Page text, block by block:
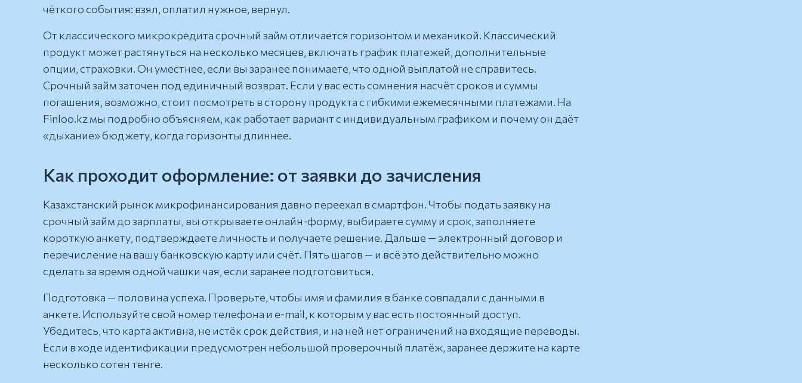
чёткого события: взял, оплатил нужное, вернул.
От классического микрокредита срочный займ отличается горизонтом и механикой. Классический
продукт может растянуться на несколько месяцев, включать график платежей, дополнительные
опции, страховки. Он уместнее, если вы заранее понимаете, что одной выплатой не справитесь.
Срочный займ заточен под единичный возврат. Если у вас есть сомнения насчёт сроков и суммы
погашения, возможно, стоит посмотреть в сторону продукта с гибкими ежемесячными платежами. На
Finloo.kz мы подробно объясняем, как работает вариант с индивидуальным графиком и почему он даёт
«дыхание» бюджету, когда горизонты длиннее.
Как проходит оформление: от заявки до зачисления
Казахстанский рынок микрофинансирования давно переехал в смартфон. Чтобы подать заявку на
срочный займ до зарплаты, вы открываете онлайн-форму, выбираете сумму и срок, заполняете
короткую анкету, подтверждаете личность и получаете решение. Дальше — электронный договор и
перечисление на вашу банковскую карту или счёт. Пять шагов — и всё это действительно можно
сделать за время одной чашки чая, если заранее подготовиться.
Подготовка — половина успеха. Проверьте, чтобы имя и фамилия в банке совпадали с данными в
анкете. Используйте свой номер телефона и e-mail, к которым у вас есть постоянный доступ.
Убедитесь, что карта активна, не истёк срок действия, и на ней нет ограничений на входящие переводы.
Если в ходе идентификации предусмотрен небольшой проверочный платёж, заранее держите на карте
несколько сотен тенге.